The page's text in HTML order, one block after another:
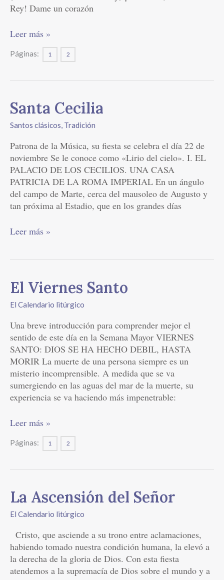
Rey! Dame un corazón
Leer más »
Páginas: 1 2
Santa Cecilia
Santos clásicos, Tradición
Patrona de la Música, su fiesta se celebra el día 22 de
noviembre Se le conoce como «Lirio del cielo». I. EL
PALACIO DE LOS CECILIOS. UNA CASA
PATRICIA DE LA ROMA IMPERIAL En un ángulo
del campo de Marte, cerca del mausoleo de Augusto y
tan próxima al Estadio, que en los grandes días
Santa
Cecilia
Leer más »
El Viernes Santo
El Calendario litúrgico
Una breve introducción para comprender mejor el
sentido de este día en la Semana Mayor VIERNES
SANTO: DIOS SE HA HECHO DEBIL, HASTA
MORIR La muerte de una persona siempre es un
misterio incomprensible. A medida que se va
sumergiendo en las aguas del mar de la muerte, su
experiencia se va haciendo más impenetrable:
El
Viernes
Santo
Leer más »
Páginas: 1 2
La Ascensión del Señor
El Calendario litúrgico
Cristo, que asciende a su trono entre aclamaciones,
habiendo tomado nuestra condición humana, la elevó a
la derecha de la gloria de Dios. Con esta fiesta
atendemos a la supremacía de Dios sobre el mundo y a
La
Ascensión
del
Señor